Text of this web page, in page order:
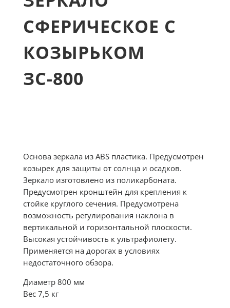
СФЕРИЧЕСКОЕ С
КОЗЫРЬКОМ
ЗС-800
Основа зеркала из ABS пластика. Предусмотрен
козырек для защиты от солнца и осадков.
Зеркало изготовлено из поликарбоната.
Предусмотрен кронштейн для крепления к
стойке круглого сечения. Предусмотрена
возможность регулирования наклона в
вертикальной и горизонтальной плоскости.
Высокая устойчивость к ультрафиолету.
Применяется на дорогах в условиях
недостаточного обзора.
Диаметр 800 мм
Вес 7,5 кг